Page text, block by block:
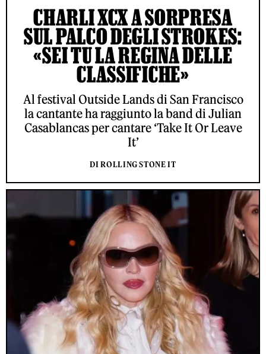
CHARLI XCX A SORPRESA
SUL PALCO DEGLI STROKES:
«SEI TU LA REGINA DELLE
CLASSIFICHE»
Al festival Outside Lands di San Francisco
la cantante ha raggiunto la band di Julian
Casablancas per cantare ‘Take It Or Leave
It’
DI ROLLING STONE IT